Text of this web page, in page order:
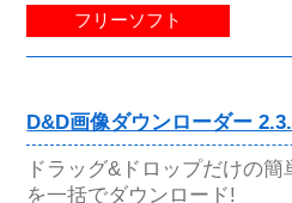
フリーソフト
D&D画像ダウンローダー
ドラッグ&ドロップだけの
を一括でダウンロード!